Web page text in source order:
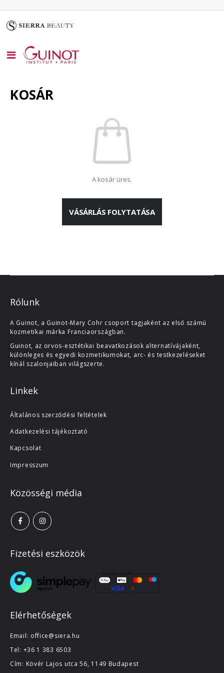
Toggle
Nav
KOSÁR
A kosár üres.
VÁSÁRLÁS FOLYTATÁSA
Rólunk
A Guinot, a Guinot-Mary Cohr csoport tagjaként az első számú
kozmetikai márka Franciaországban.
Guinot, az orvos-esztétikai beavatkozások alternatívájaként,
különleges és egyedi kozmetikumokat, arc- és testkezeléseket
kínál szalonjaiban világszerte.
Linkek
Általános szerződési feltételek
Adatkezelési tájékoztató
Kapcsolat
Impresszum
Közösségi média
Fizetési eszközök
Elérhetőségek
Email: office@siera.hu
Tel: +36 1 383 6503
Cím: Kövér Lajos utca 56, 1149 Budapest